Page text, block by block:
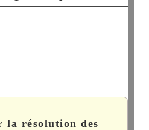
la résolution des